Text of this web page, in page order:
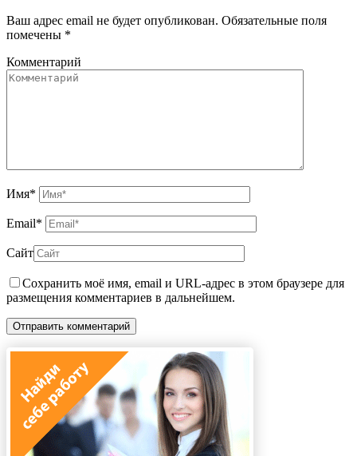
Ваш адрес email не будет опубликован. Обязательные поля
помечены *
Комментарий
Имя*
Email*
Сайт
Сохранить моё имя, email и URL-адрес в этом браузере для
размещения комментариев в дальнейшем.